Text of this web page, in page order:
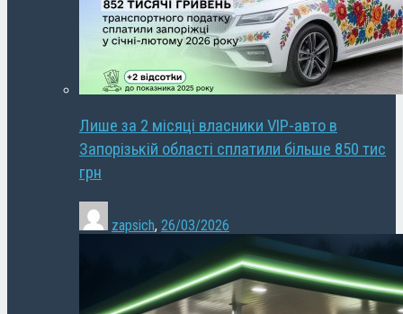
Лише за 2 місяці власники VIP-авто в
Запорізькій області сплатили більше 850 тис
грн
zapsich, 26/03/2026